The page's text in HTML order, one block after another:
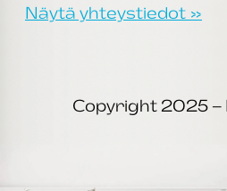
Näytä yhteystiedot »
Copyright 2025 –